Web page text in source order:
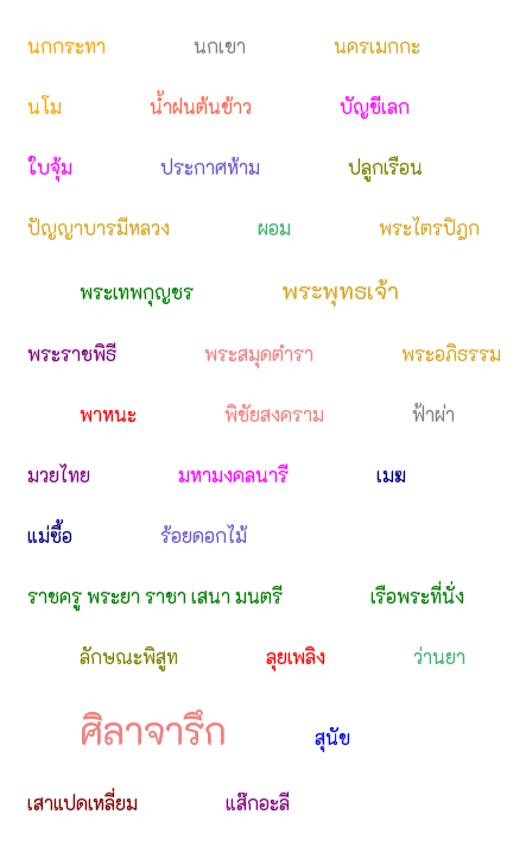
นกกระทา นกเขา นครเมกกะ
นโม น้ำฝนต้นข้าว บัญชีเลก
ใบจุ้ม ประกาศห้าม ปลูกเรือน
ปัญญาบารมีหลวง ผอม พระไตรปิฎก
พระเทพกุญชร พระพุทธเจ้า
พระราชพิธี พระสมุดตำรา พระอภิธรรม
พาหนะ พิชัยสงคราม ฟ้าผ่า
มวยไทย มหามงคลนารี เมฆ
แม่ซื้อ ร้อยดอกไม้
ราชครู พระยา ราชา เสนา มนตรี เรือพระที่นั่ง
ลักษณะพิสูท ลุยเพลิง ว่านยา
ศิลาจารึก สุนัข
เสาแปดเหลี่ยม แส๊กอะลี